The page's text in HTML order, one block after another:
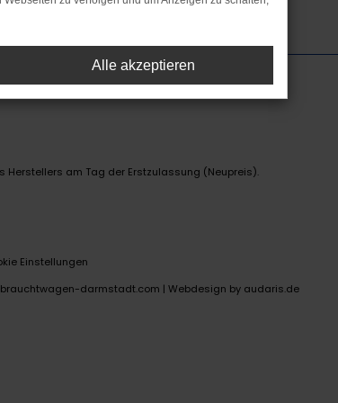
Herstellers am Tag der Erstzulassung (Neupreis).
Einstellungen
darmstadt.com | Webdesign by audaris.de
Alle akzeptieren